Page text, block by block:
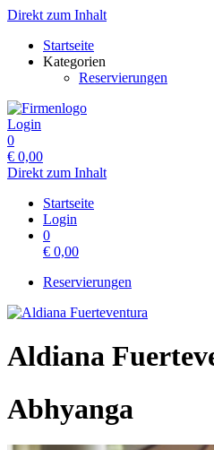
Direkt zum Inhalt
Startseite
Kategorien
Reservierungen
Login
0
€ 0,00
Direkt zum Inhalt
Startseite
Login
0
€ 0,00
Reservierungen
Aldiana
Abhyanga